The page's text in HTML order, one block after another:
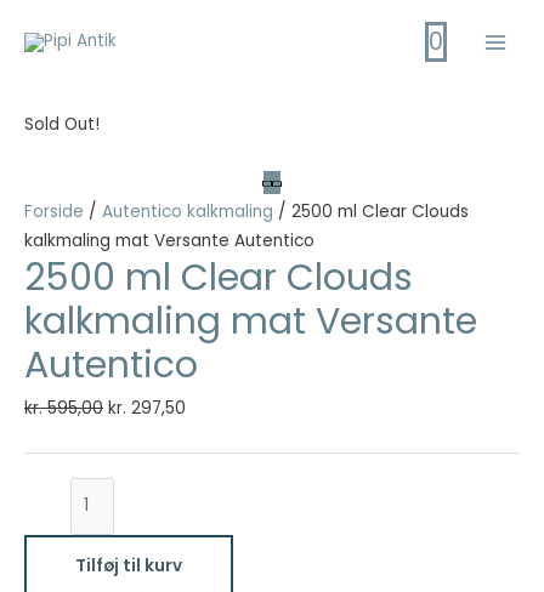
0
Sold Out!
Forside / Autentico kalkmaling / 2500 ml Clear Clouds
kalkmaling mat Versante Autentico
2500 ml Clear Clouds
kalkmaling mat Versante
Autentico
kr.595,00 Den
kr. 297,50
Tilføj til kurv